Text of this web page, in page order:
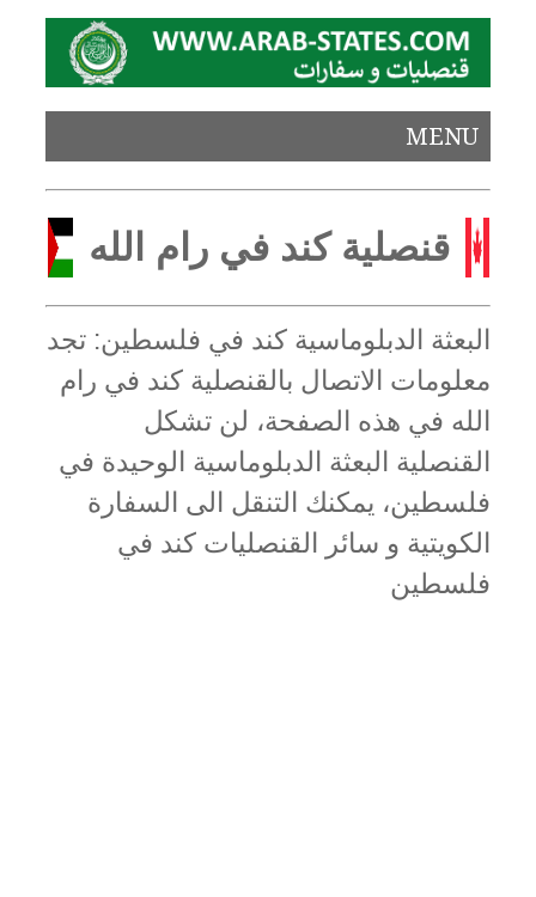
MENU
قنصلية كند في رام الله
البعثة الدبلوماسية كند في فلسطين: تجد
معلومات الاتصال بالقنصلية كند في رام
الله في هذه الصفحة، لن تشكل
القنصلية البعثة الدبلوماسية الوحيدة في
فلسطين، يمكنك التنقل الى السفارة
الكويتية و سائر القنصليات كند في
فلسطين